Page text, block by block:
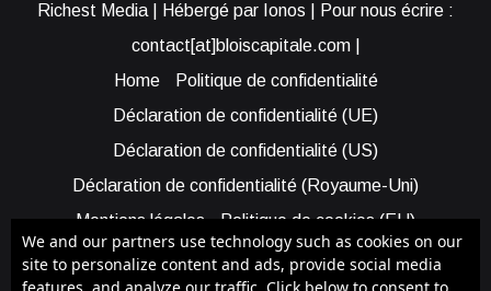
Richest Media | Hébergé par Ionos | Pour nous écrire :
contact[at]bloiscapitale.com |
Home
Politique de confidentialité
Déclaration de confidentialité (UE)
Déclaration de confidentialité (US)
Déclaration de confidentialité (Royaume-Uni)
Mentions légales
Politique de cookies (EU)
Cookie Policy (AUS)
Cookie Policy (US)
We and our partners use technology such as cookies on our
site to personalize content and ads, provide social media